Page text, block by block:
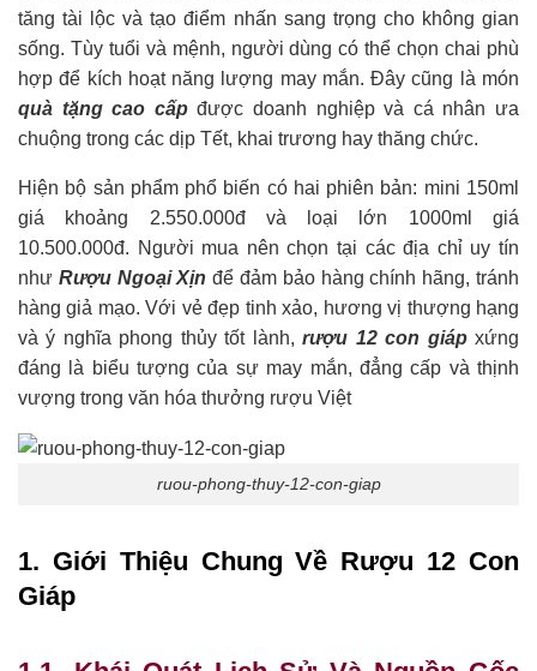
tăng tài lộc và tạo điểm nhấn sang trọng cho không gian
sống. Tùy tuổi và mệnh, người dùng có thể chọn chai phù
hợp để kích hoạt năng lượng may mắn. Đây cũng là món
quà tặng cao cấpđược doanh nghiệp và cá nhân ưa
chuộng trong các dịp Tết, khai trương hay thăng chức.
Hiện bộ sản phẩm phổ biến có hai phiên bản: mini 150ml
giá khoảng 2.550.000đ và loại lớn 1000ml giá
10.500.000đ. Người mua nên chọn tại các địa chỉ uy tín
như Rượu Ngoại Xịn để đảm bảo hàng chính hãng, tránh
hàng giả mạo. Với vẻ đẹp tinh xảo, hương vị thượng hạng
và ý nghĩa phong thủy tốt lành,rượu 12 con giápxứng
đáng là biểu tượng của sự may mắn, đẳng cấp và thịnh
vượng trong văn hóa thưởng rượu Việt
ruou-phong-thuy-12-con-giap
1. Giới Thiệu Chung Về Rượu 12 Con
Giáp